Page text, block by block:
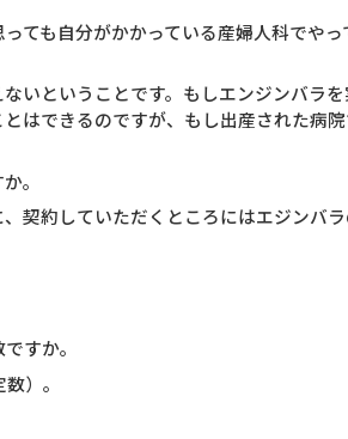
ても自分がかかっている産婦人科でや
いということです。もしエンジンバラ
はできるのですが、もし出産された病
。
契約していただくところにはエジンバ
すか。
）。